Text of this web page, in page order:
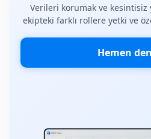
Verileri korumak ve
ekipteki farklı rollere yetki ve
Hemen